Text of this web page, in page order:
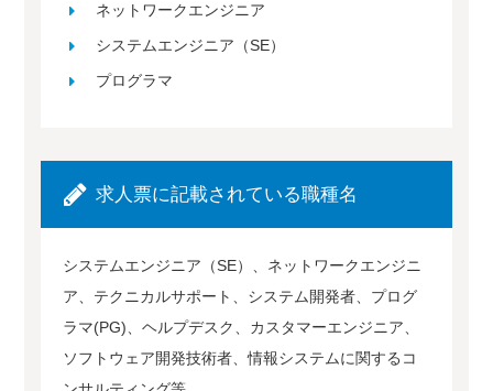
ネットワークエンジニア
システムエンジニア（SE）
プログラマ
求人票に記載されている職種名
システムエンジニア（SE）、ネットワークエンジニ
ア、テクニカルサポート、システム開発者、プログ
ラマ(PG)、ヘルプデスク、カスタマーエンジニア、
ソフトウェア開発技術者、情報システムに関するコ